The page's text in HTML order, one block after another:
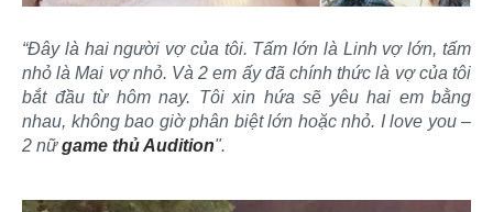
“Đây là hai người vợ của tôi. Tấm lớn là Linh vợ lớn, tấm
nhỏ là Mai vợ nhỏ. Và 2 em ấy đã chính thức là vợ của tôi
bắt đầu từ hôm nay. Tôi xin hứa sẽ yêu hai em bằng
nhau, không bao giờ phân biệt lớn hoặc nhỏ. I love you –
2 nữgame thủ Audition".